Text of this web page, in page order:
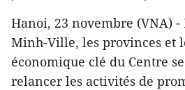
Hanoi, 23 novembre (VNA) -
Minh-Ville, les provinces et
économique clé du Centre
relancer les activités de